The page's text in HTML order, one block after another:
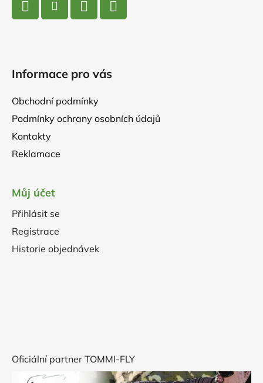
Informace pro vás
Obchodní podmínky
Podmínky ochrany osobních údajů
Kontakty
Reklamace
Můj účet
Přihlásit se
Registrace
Historie objednávek
Oficiální partner TOMMI-FLY